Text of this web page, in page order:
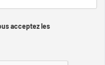
acceptez les